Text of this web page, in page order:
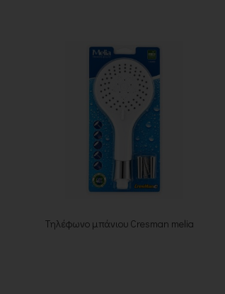
Τηλέφωνο μπάνιου Cresman melia